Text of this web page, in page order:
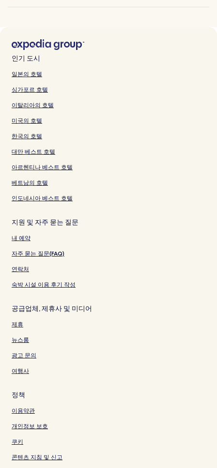
인기 도시
일본의 호텔
싱가포르 호텔
이탈리아의 호텔
미국의 호텔
한국의 호텔
대만 베스트 호텔
아르헨티나 베스트 호텔
베트남의 호텔
인도네시아 베스트 호텔
지원 및 자주 묻는 질문
내 예약
자주 묻는 질문(FAQ)
연락처
숙박 시설 이용 후기 작성
공급업체, 제휴사 및 미디어
제휴
뉴스룸
광고 문의
여행사
정책
이용약관
개인정보 보호
쿠키
콘텐츠 지침 및 신고